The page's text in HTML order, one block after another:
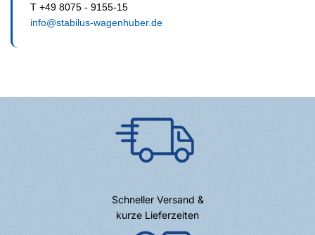
T +49 8075 - 9155-15
info@stabilus-wagenhuber.de
Schneller Versand &
kurze Lieferzeiten